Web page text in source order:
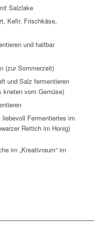
Salzlake
Kefir, Frischkäse,
und haltbar
(zur Sommerzeit)
und Salz fermentieren
kneten vom Gemüse)
Fermentiertes im
Rettich im Honig)
im „Kreativraum“ im